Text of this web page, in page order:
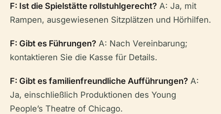
F: Ist die Spielstätte rollstuhlgerecht? A: Ja, mit
Rampen, ausgewiesenen Sitzplätzen und Hörhilfen.
F: Gibt es Führungen? A: Nach Vereinbarung;
kontaktieren Sie die Kasse für Details.
F: Gibt es familienfreundliche Aufführungen? A:
Ja, einschließlich Produktionen des Young
People’s Theatre of Chicago.